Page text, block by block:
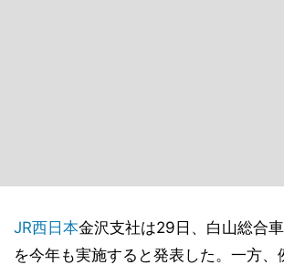
JR西日本金沢支社は29日、白山総合
を今年も実施すると発表した。一方、